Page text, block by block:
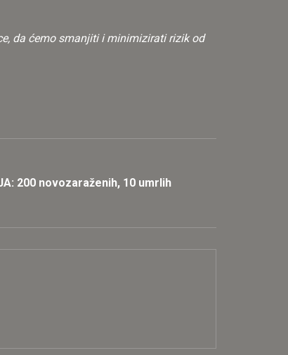
da ćemo smanjiti i minimizirati rizik od
200 novozaraženih, 10 umrlih